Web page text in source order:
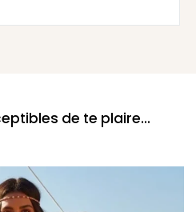
de te plaire...